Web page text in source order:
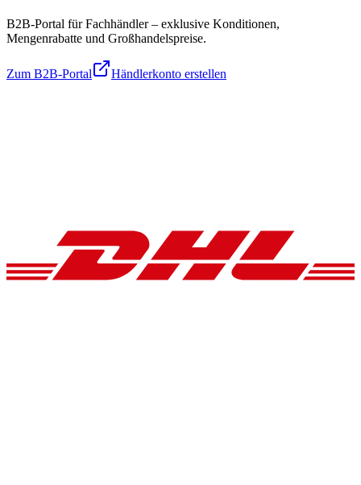
B2B-Portal für Fachhändler – exklusive Konditionen,
Mengenrabatte und Großhandelspreise.
Zum B2B-Portal Händlerkonto erstellen